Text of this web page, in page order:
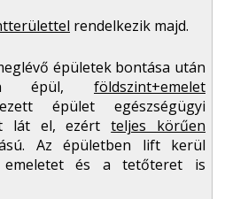
rendelkezik majd.
épületek bontása után
épül, földszint+emelet
épület egészségügyi
lát el, ezértteljes körűen
Az épületben lift kerül
emeletet és a tetőteret is